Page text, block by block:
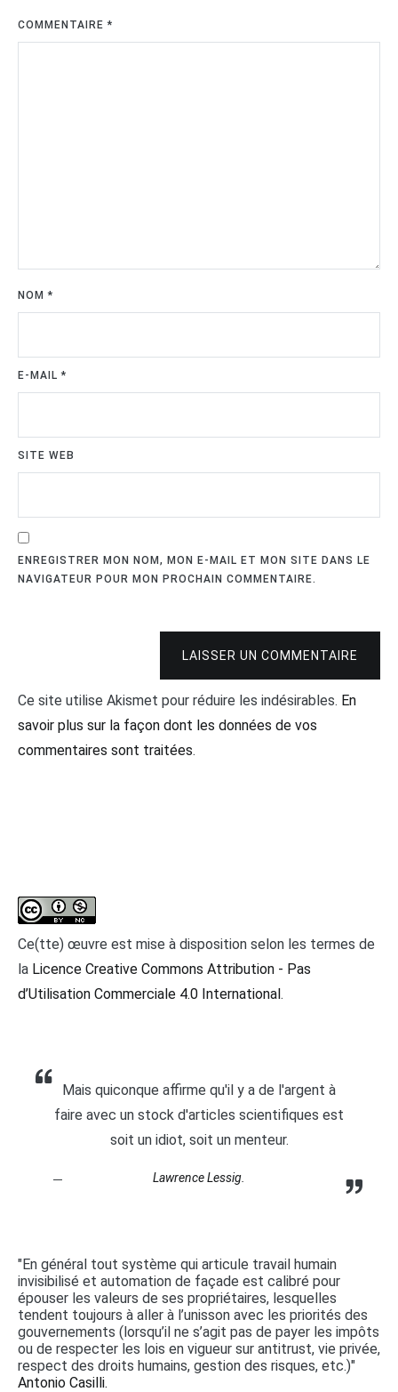
COMMENTAIRE*
NOM*
E-MAIL*
SITE WEB
ENREGISTRER MON NOM, MON E-MAIL ET MON SITE DANS LE
NAVIGATEUR POUR MON PROCHAIN COMMENTAIRE.
LAISSER UN COMMENTAIRE
Ce site utilise Akismet pour réduire les indésirables. En
savoir plus sur la façon dont les données de vos
commentaires sont traitées.
Ce(tte) œuvre est mise à disposition selon les termes de
la Licence Creative Commons Attribution - Pas
d’Utilisation Commerciale 4.0 International.
Mais quiconque affirme qu'il y a de l'argent à
faire avec un stock d'articles scientifiques est
soit un idiot, soit un menteur.
Lawrence Lessig.
"En général tout système qui articule travail humain
invisibilisé et automation de façade est calibré pour
épouser les valeurs de ses propriétaires, lesquelles
tendent toujours à aller à l’unisson avec les priorités des
gouvernements (lorsqu’il ne s’agit pas de payer les impôts
ou de respecter les lois en vigueur sur antitrust, vie privée,
respect des droits humains, gestion des risques, etc.)"
Antonio Casilli.